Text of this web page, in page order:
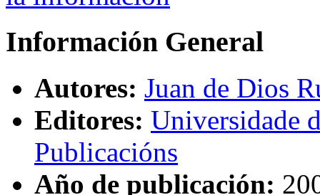
Información General
Autores: Juan de Dios
Editores: Universidade
Publicacións
Año de publicación: